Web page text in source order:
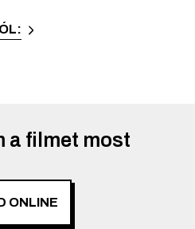
a filmet most
ONLINE